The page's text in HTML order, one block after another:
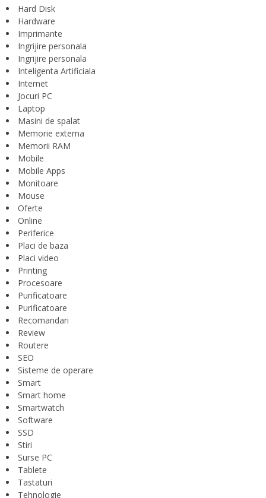
Hard Disk
Hardware
Imprimante
Ingrijire personala
Ingrijire personala
Inteligenta Artificiala
Internet
Jocuri PC
Laptop
Masini de spalat
Memorie externa
Memorii RAM
Mobile
Mobile Apps
Monitoare
Mouse
Oferte
Online
Periferice
Placi de baza
Placi video
Printing
Procesoare
Purificatoare
Purificatoare
Recomandari
Review
Routere
SEO
Sisteme de operare
Smart
Smart home
Smartwatch
Software
SSD
Stiri
Surse PC
Tablete
Tastaturi
Tehnologie